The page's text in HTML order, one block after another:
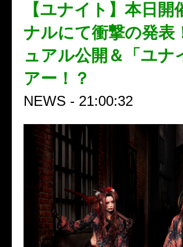
【ユナイト】本日
ナルにて衝撃の発表
ュアル公開＆「ユナ
アー！？
NEWS - 21:00:32